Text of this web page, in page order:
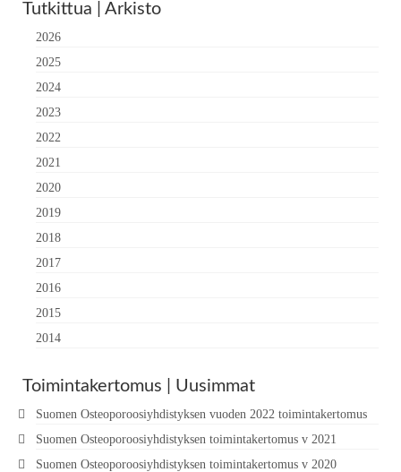
Tutkittua | Arkisto
2026
2025
2024
2023
2022
2021
2020
2019
2018
2017
2016
2015
2014
Toimintakertomus | Uusimmat
Suomen Osteoporoosiyhdistyksen vuoden 2022 toimintakertomus
Suomen Osteoporoosiyhdistyksen toimintakertomus v 2021
Suomen Osteoporoosiyhdistyksen toimintakertomus v 2020